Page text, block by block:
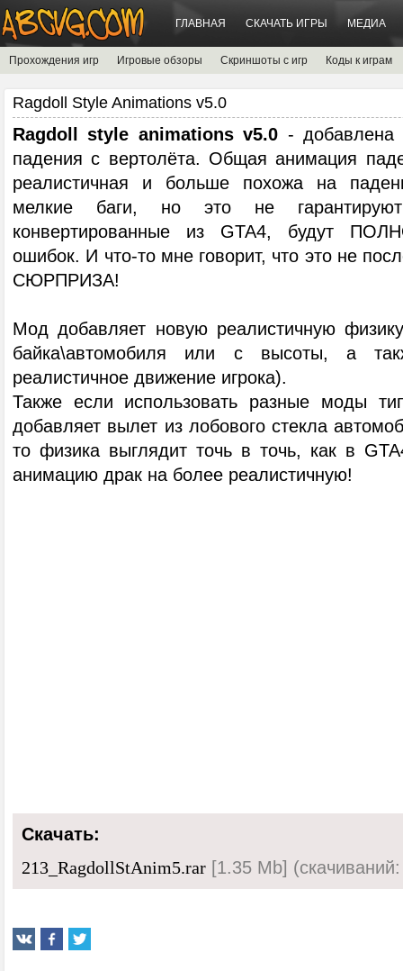
ГЛАВНАЯ СКАЧАТЬ ИГРЫ МЕДИА
Прохождения игр Игровые обзоры Скриншоты с игр Коды к играм
Ragdoll Style Animations v5.0
Ragdoll style animations v5.0 - добавлена
падения с вертолёта. Общая анимация
реалистичная и больше похожа на
мелкие баги, но это не
конвертированные из GTA4, будут
ошибок. И что-то мне говорит, что это не
СЮРПРИЗА!
Мод добавляет новую реалистичную
байка\автомобиля или с высоты, а
реалистичное движение игрока).
Также если использовать разные моды
добавляет вылет из лобового стекла
то физика выглядит точь в точь, как в
анимацию драк на более реалистичную!
Скачать:
213_RagdollStAnim5.rar [1.35 Mb]